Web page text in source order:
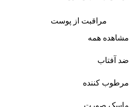
مراقبت از پوست
مشاهده همه
ضد آفتاب
مرطوب کننده
ماسک صورت